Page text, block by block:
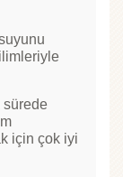
sürede
için çok iyi